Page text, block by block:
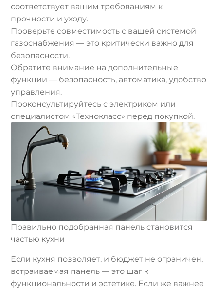
соответствует вашим требованиям к
прочности и уходу.
Проверьте совместимость с вашей системой
газоснабжения — это критически важно для
безопасности.
Обратите внимание на дополнительные
функции — безопасность, автоматика, удобство
управления.
Проконсультируйтесь с электриком или
специалистом «Технокласс» перед покупкой.
Правильно подобранная панель становится
частью кухни
Если кухня позволяет, и бюджет не ограничен,
встраиваемая панель — это шаг к
функциональности и эстетике. Если же важнее